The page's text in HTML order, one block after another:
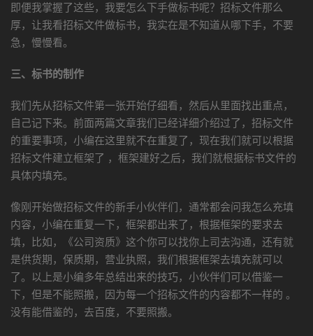
即便我掌握了这些，我要怎么下手做标书呢？招标文件那么
厚，让我看招标文件做标书，我实在是不知道从哪下手，不要
急，慢慢看。
三、 标书的制作
我们先从招标文件第一张开始仔细看，然后从里面找出重点，
自己记下来。前面两篇文章我们已经详细介绍过了，招标文件
的重要事项，小编在这里就不在重复了，现在我们就可以根据
招标文件建立框架了 ，框架建好之后，我们就根据标书文件的
具体内填充。
像刚开始做招标文件的新手小伙伴们，通常都会问我怎么充填
内容，小编在重复一下，框架都出来了，根据框架的要求去
填，比如，《公司资质》这个你可以找你上司去沟通，还有就
是供货期，保质期，营业执照，我们根据框架去填充就可以
了。以上是小编多年总结出来的技巧，小伙伴们可以借鉴一
下，但是不能照搬，因为每一个招标文件的内容都不一样的 。
没有能借鉴的，去百度，不要照搬。